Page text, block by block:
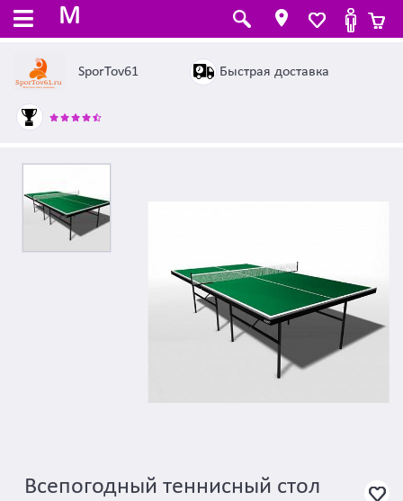
M
SporTov61 Быстрая доставка
Всепогодный теннисный стол